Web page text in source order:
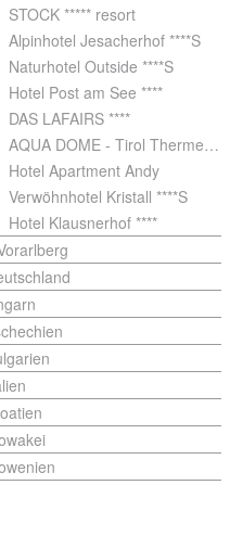
STOCK ***** resort
Alpinhotel Jesacherhof ****S
Naturhotel Outside ****S
Hotel Post am See ****
DAS LAFAIRS ****
AQUA DOME - Tirol Therme Längenfeld
Hotel Apartment Andy
Verwöhnhotel Kristall ****S
Hotel Klausnerhof ****